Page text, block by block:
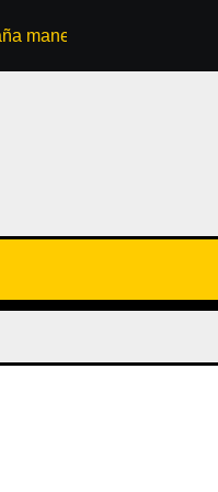
de convertirse en familia